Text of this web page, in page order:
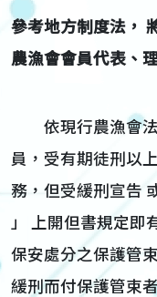
參考地方制度法，
農漁會會員代表、
依現行農漁會法
員，受有期徒刑以
務，但受緩刑宣告
」 上開但書規定即
保安處分之保護管
緩刑而付保護管束